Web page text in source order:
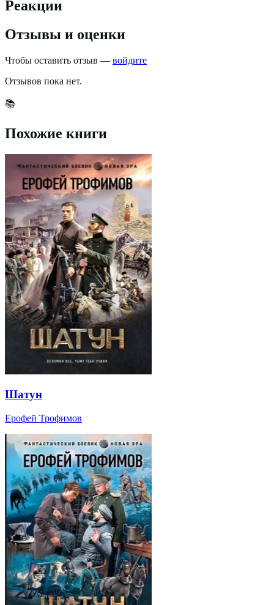
Реакции
Отзывы и оценки
Чтобы оставить отзыв — войдите
Отзывов пока нет.
📚
Похожие книги
Шатун
Ерофей Трофимов